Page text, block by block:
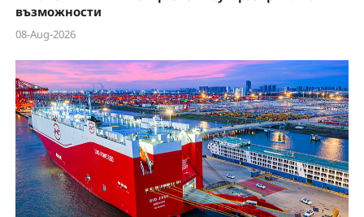
възможности
08-Aug-2026